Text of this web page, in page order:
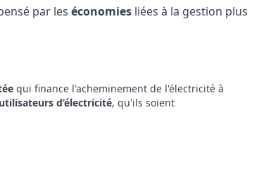
par les économiesliées à la gestion plus
qui finance l'acheminement de l'électricité à
d’électricité, qu'ils soient